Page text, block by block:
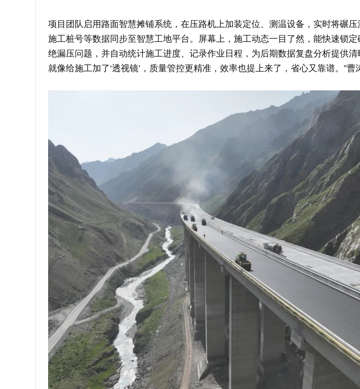
项目团队启用路面智慧摊铺系统，在压路机上加装定位、测温设备，实时将碾压
施工桩号等数据同步至智慧工地平台。屏幕上，施工动态一目了然，能快速锁
绝漏压问题，并自动统计施工进度、记录作业日程，为后期数据复盘分析提供清
就像给施工加了‘透视镜’，质量管控更精准，效率也提上来了，省心又靠谱。”曹